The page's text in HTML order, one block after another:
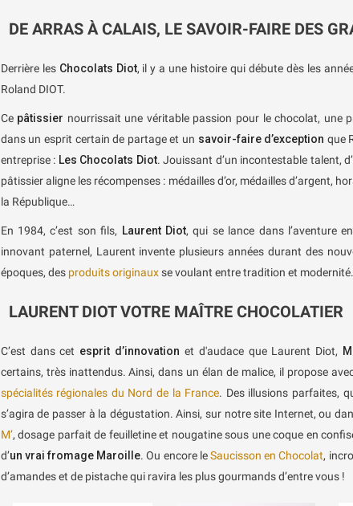
DE ARRAS À CALAIS, LE SAVOIR-FAIRE DES
Derrière les Chocolats Diot, il y a une histoire qui débute dès les
Roland DIOT.
Ce pâtissier nourrissait une véritable passion pour le chocolat, une
dans un esprit certain de partage et un savoir-faire d’exception que
entreprise : Les Chocolats Diot. Jouissant d’un incontestable talent,
pâtissier aligne les récompenses : médailles d’or, médailles d’argent,
la République…
En 1984, c’est son fils, Laurent Diot, qui se lance dans l’aventure
innovant paternel, Laurent invente plusieurs années durant des
époques, des produits originauxse voulant entre tradition et modernité.
LAURENT DIOT VOTRE MAÎTRE CHOCOLATIER
C’est dans cet esprit d’innovation et d'audace que Laurent Diot,
certains, très inattendus. Ainsi, dans un élan de malice, il propose
spécialités régionales du Nord de la France. Des illusions parfaites,
s’agira de passer à la dégustation. Ainsi, sur notre site Internet, ou
M’, dosage parfait de feuilletine et nougatine sous une coque en
d’un vrai fromage Maroille. Ou encore leSaucisson en Chocolat,
d’amandes et de pistache qui ravira les plus gourmands d’entre vous !